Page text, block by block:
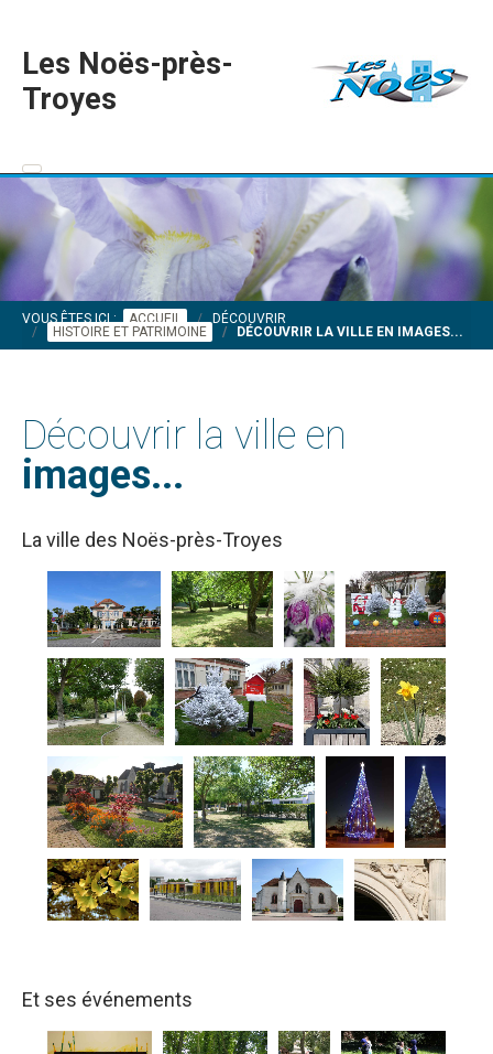
Les Noës-près-
Troyes
VOUS ÊTES ICI : ACCUEIL
DÉCOUVRIR
HISTOIRE ET PATRIMOINE
DÉCOUVRIR LA VILLE EN IMAGES...
Découvrir la ville en
images...
La ville des Noës-près-Troyes
Et ses événements